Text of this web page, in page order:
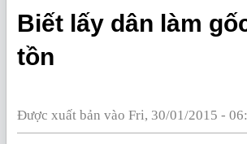
Biết lấy dân làm
tồn
Được xuất bản vào Fri, 30/01/2015 -